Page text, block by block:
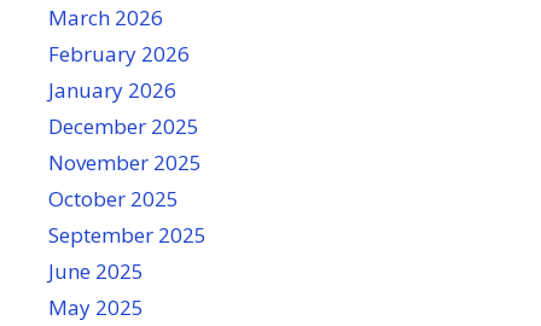
March 2026
February 2026
January 2026
December 2025
November 2025
October 2025
September 2025
June 2025
May 2025